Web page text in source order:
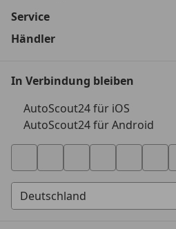
Service
Händler
In Verbindung bleiben
AutoScout24 für iOS
AutoScout24 für Android